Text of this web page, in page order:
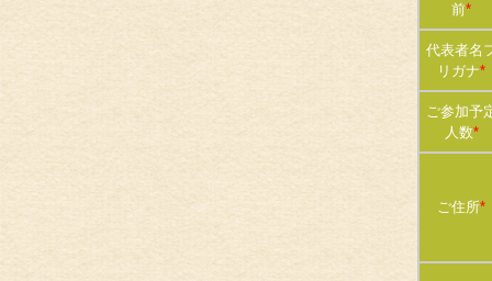
前*
代表者名
リガナ*
ご参加予
人数*
ご住所*